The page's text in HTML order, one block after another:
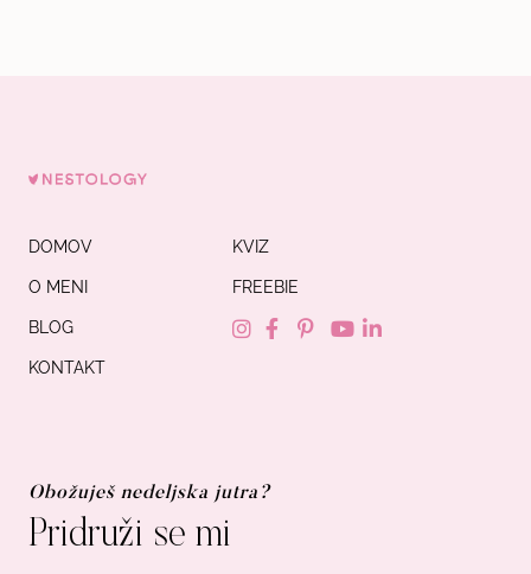
DOMOV
O MENI
BLOG
KONTAKT
KVIZ
FREEBIE
Obožuješ nedeljska jutra?
Pridruži se mi